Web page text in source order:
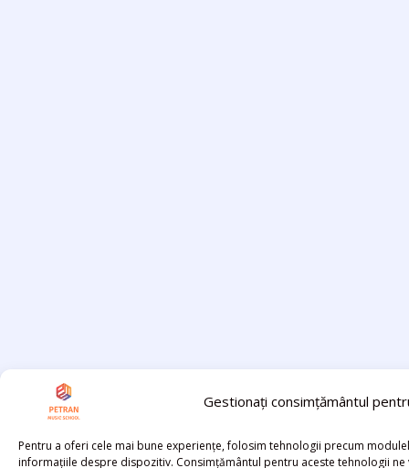
Gestionați consimțământul
Pentru a oferi cele mai bune experiențe, folosim tehnologii precum
informațiile despre dispozitiv. Consimțământul pentru aceste tehnologii